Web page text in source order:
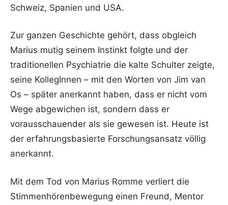
Schweiz, Spanien und USA.
Zur ganzen Geschichte gehört, dass obgleich
Marius mutig seinem Instinkt folgte und der
traditionellen Psychiatrie die kalte Schulter zeigte,
seine KollegInnen – mit den Worten von Jim van
Os – später anerkannt haben, dass er nicht vom
Wege abgewichen ist, sondern dass er
vorausschauender als sie gewesen ist. Heute ist
der erfahrungsbasierte Forschungsansatz völlig
anerkannt.
Mit dem Tod von Marius Romme verliert die
Stimmenhörenbewegung einen Freund, Mentor